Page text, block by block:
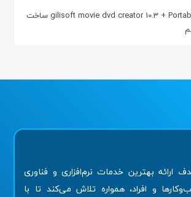
دانلود gilisoft movie dvd creator 10.3 + Portable ساخت
ارائه بهترین خدمات نرم‌افزاری و فناوری
و افراد، همواره تلاش می‌کند تا با